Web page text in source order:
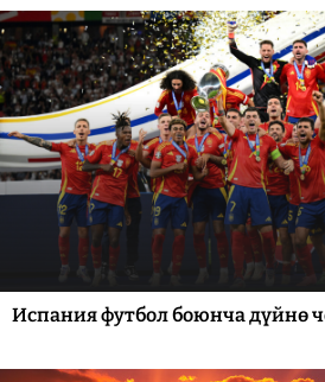
Испания футбол боюнча дүйнө